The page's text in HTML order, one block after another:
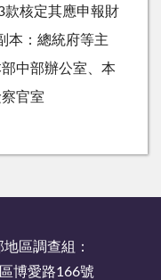
款核定其應申報財
本：總統府等主
中部辦公室、本
官室
區調查組：
博愛路166號